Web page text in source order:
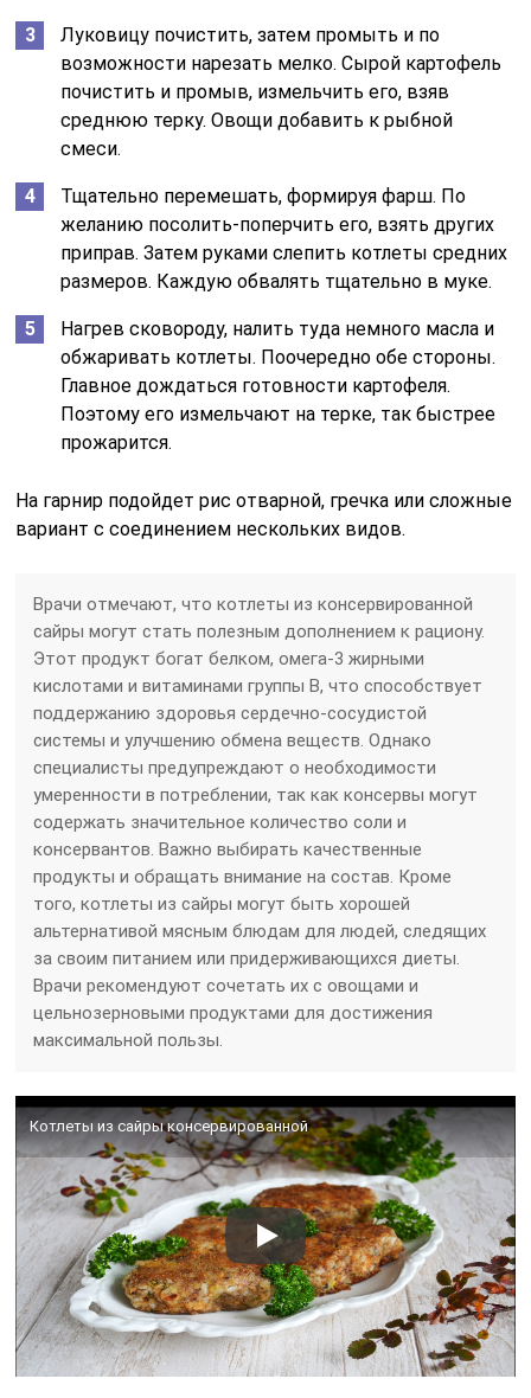
Луковицу почистить, затем промыть и по
возможности нарезать мелко. Сырой картофель
почистить и промыв, измельчить его, взяв
среднюю терку. Овощи добавить к рыбной
смеси.
Тщательно перемешать, формируя фарш. По
желанию посолить-поперчить его, взять других
приправ. Затем руками слепить котлеты средних
размеров. Каждую обвалять тщательно в муке.
Нагрев сковороду, налить туда немного масла и
обжаривать котлеты. Поочередно обе стороны.
Главное дождаться готовности картофеля.
Поэтому его измельчают на терке, так быстрее
прожарится.
На гарнир подойдет рис отварной, гречка или сложные
вариант с соединением нескольких видов.
Врачи отмечают, что котлеты из консервированной
сайры могут стать полезным дополнением к рациону.
Этот продукт богат белком, омега-3 жирными
кислотами и витаминами группы B, что способствует
поддержанию здоровья сердечно-сосудистой
системы и улучшению обмена веществ. Однако
специалисты предупреждают о необходимости
умеренности в потреблении, так как консервы могут
содержать значительное количество соли и
консервантов. Важно выбирать качественные
продукты и обращать внимание на состав. Кроме
того, котлеты из сайры могут быть хорошей
альтернативой мясным блюдам для людей, следящих
за своим питанием или придерживающихся диеты.
Врачи рекомендуют сочетать их с овощами и
цельнозерновыми продуктами для достижения
максимальной пользы.
Котлеты из сайры консервированной